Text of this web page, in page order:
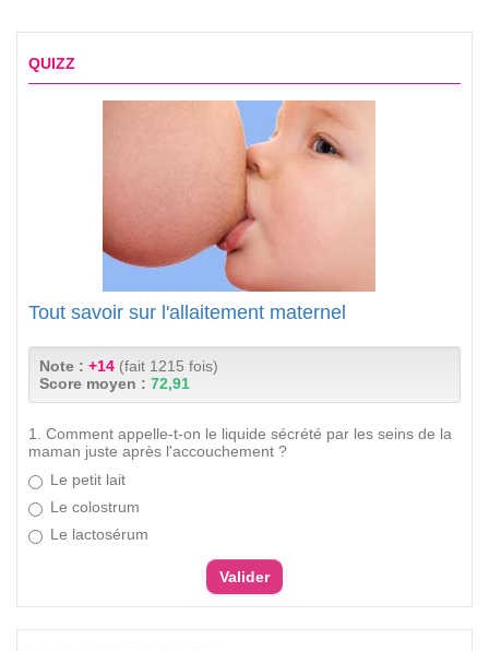
QUIZZ
Tout savoir sur l'allaitement maternel
Note : +14 (fait 1215 fois)
Score moyen : 72,91
1. Comment appelle-t-on le liquide sécrété par les seins de la
maman juste après l'accouchement ?
Le petit lait
Le colostrum
Le lactosérum